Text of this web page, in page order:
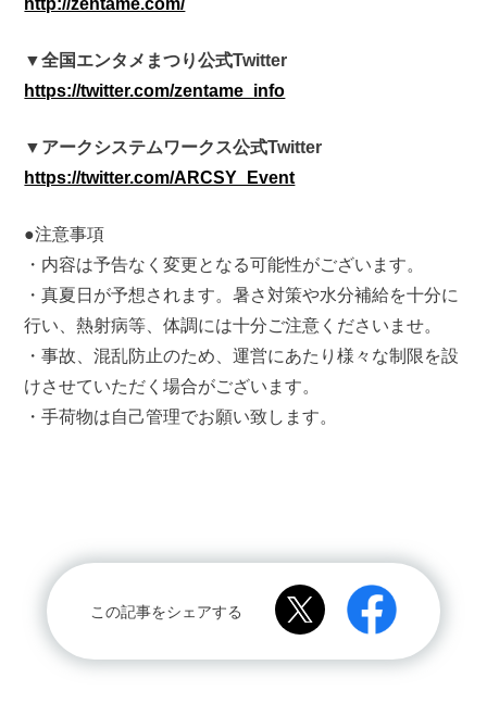
http://zentame.com/
▼全国エンタメまつり公式Twitter
https://twitter.com/zentame_info
▼アークシステムワークス公式Twitter
https://twitter.com/ARCSY_Event
●注意事項
・内容は予告なく変更となる可能性がございます。
・真夏日が予想されます。暑さ対策や水分補給を十分に
行い、熱射病等、体調には十分ご注意くださいませ。
・事故、混乱防止のため、運営にあたり様々な制限を設
けさせていただく場合がございます。
・手荷物は自己管理でお願い致します。
この記事をシェアする